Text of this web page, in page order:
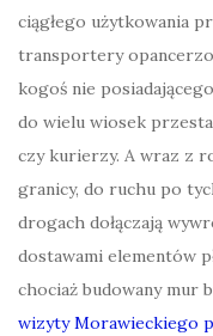
ciągłego użytkowania
transportery
kogoś nie
do wielu wiosek
czy kurierzy. A wraz z
granicy, do ruchu po
drogach dołączają
dostawami elementów
chociaż budowany mur
wizyty Morawieckiego